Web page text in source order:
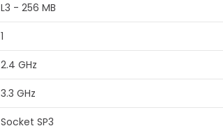
L3 - 256 MB
1
2.4 GHz
3.3 GHz
Socket SP3